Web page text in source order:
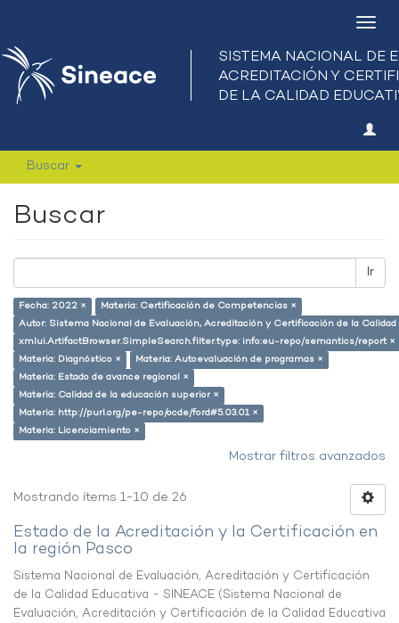
Buscar
Buscar
Ir
Fecha: 2022 ×
Materia: Certificación de Competencias ×
Autor: Sistema Nacional de Evaluación, Acreditación y Certificación de la
xmlui.ArtifactBrowser.SimpleSearch.filter.type: info:eu-repo/semantics/report ×
Materia: Diagnóstico ×
Materia: Autoevaluación de programas ×
Materia: Estado de avance regional ×
Materia: Calidad de la educación superior ×
Materia: http://purl.org/pe-repo/ocde/ford#5.03.01 ×
Materia: Licenciamiento ×
Mostrar filtros avanzados
Mostrando ítems 1-10 de 26
Estado de la Acreditación y la Certificación en
la región Pasco
Sistema Nacional de Evaluación, Acreditación y Certificación
de la Calidad Educativa - SINEACE (Sistema Nacional de
Evaluación, Acreditación y Certificación de la Calidad Educativa